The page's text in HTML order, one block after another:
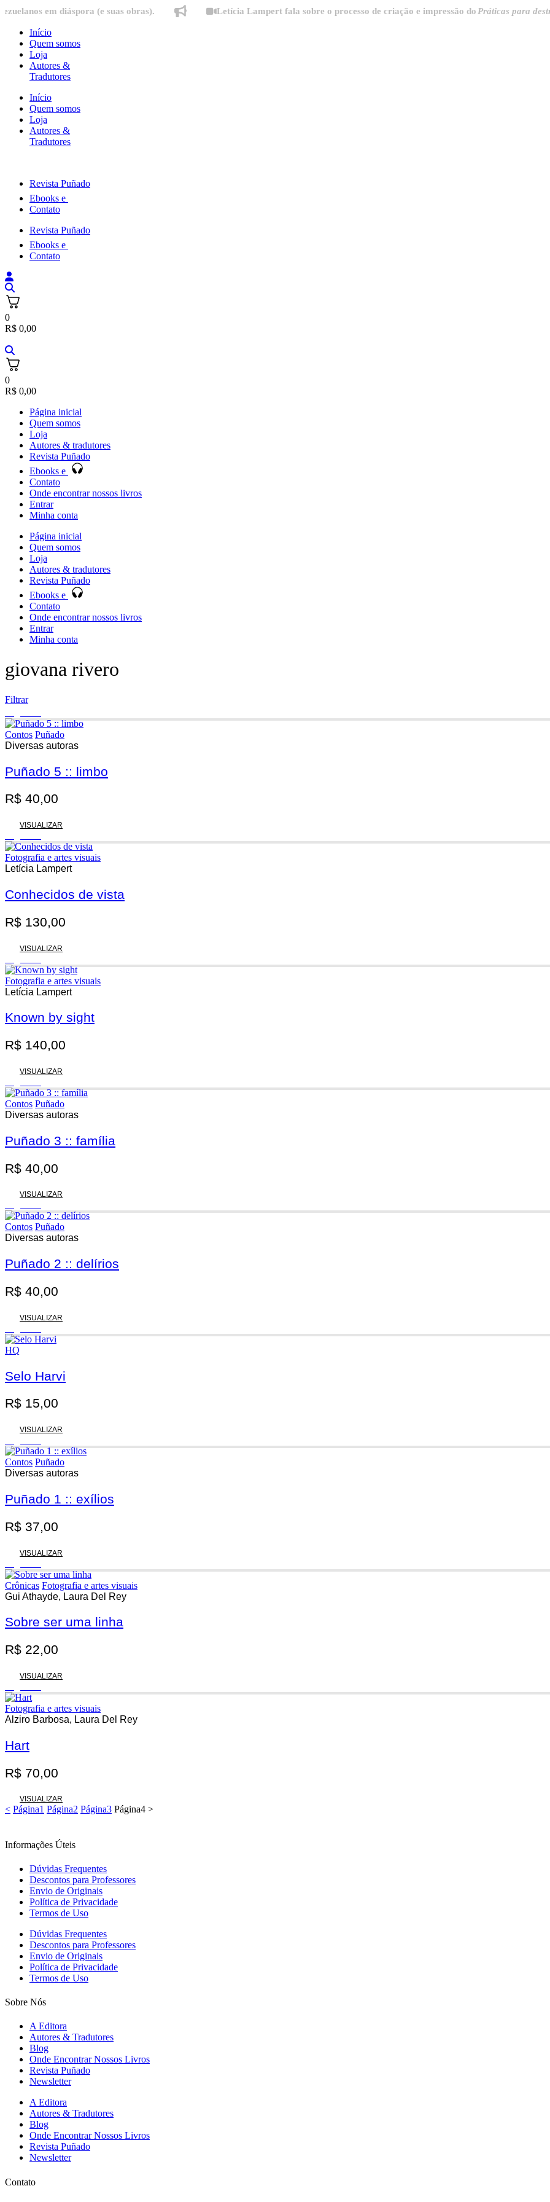
Ir
conteúdo
em diáspora (e suas obras). Letícia Lampert fala sobre o processo de criação e impressão doPráticas para destrinchar
Início
Quem somos
Loja
Autores &
Tradutores
Início
Quem somos
Loja
Autores &
Tradutores
Revista Puñado
Ebooks e
Contato
Revista Puñado
Ebooks e
Contato
0
R$ 0,00
0
R$ 0,00
Página inicial
Quem somos
Loja
Autores & tradutores
Revista Puñado
Ebooks e
Contato
Onde encontrar nossos livros
Entrar
Minha conta
Página inicial
Quem somos
Loja
Autores & tradutores
Revista Puñado
Ebooks e
Contato
Onde encontrar nossos livros
Entrar
Minha conta
giovana rivero
Filtrar
Promoção
Contos Puñado
Diversas autoras
Puñado 5 :: limbo
R$ 40,00
VISUALIZAR
Fotografia e artes visuais
Letícia Lampert
Conhecidos de vista
R$ 130,00
VISUALIZAR
Fotografia e artes visuais
Letícia Lampert
Known by sight
R$ 140,00
VISUALIZAR
Contos Puñado
Diversas autoras
Puñado 3 :: família
R$ 40,00
VISUALIZAR
Contos Puñado
Diversas autoras
Puñado 2 :: delírios
R$ 40,00
VISUALIZAR
HQ
Selo Harvi
R$ 15,00
VISUALIZAR
Contos Puñado
Diversas autoras
Puñado 1 :: exílios
R$ 37,00
VISUALIZAR
Crônicas Fotografia e artes visuais
Gui Athayde, Laura Del Rey
Sobre ser uma linha
R$ 22,00
VISUALIZAR
Fotografia e artes visuais
Alziro Barbosa, Laura Del Rey
Hart
R$ 70,00
VISUALIZAR
< Página1 Página2 Página3 Página4 >
Informações Úteis
Dúvidas Frequentes
Descontos para Professores
Envio de Originais
Política de Privacidade
Termos de Uso
Dúvidas Frequentes
Descontos para Professores
Envio de Originais
Política de Privacidade
Termos de Uso
Sobre Nós
A Editora
Autores & Tradutores
Blog
Onde Encontrar Nossos Livros
Revista Puñado
Newsletter
A Editora
Autores & Tradutores
Blog
Onde Encontrar Nossos Livros
Revista Puñado
Newsletter
Contato